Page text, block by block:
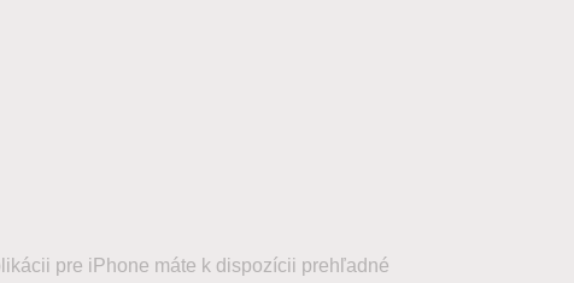
pre iPhone máte k dispozícii prehľadné